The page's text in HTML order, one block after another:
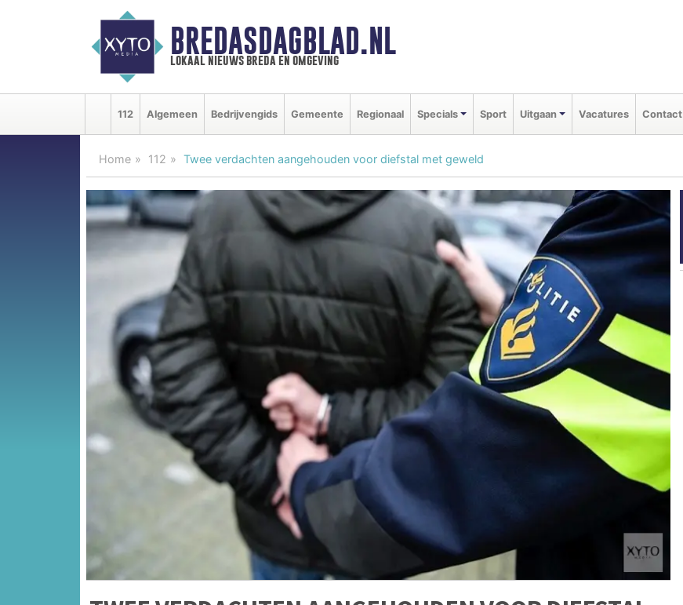
BREDASDAGBLAD.NL
lokaal nieuws breda en omgeving
112 Algemeen Bedrijvengids Gemeente Regionaal Specials Sport Uitgaan Vacatures Contact
Home 112 Twee verdachten aangehouden voor diefstal met geweld